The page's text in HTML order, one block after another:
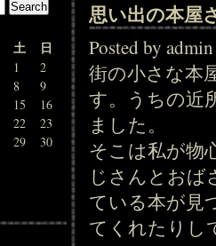
土 日
1
2
8
9
15
16
22
23
29
30
思い出の本屋
Posted by
街の小さな本
す。うちの近
ました。
そこは私が物
じさんとおば
ている本が見
てくれたりし